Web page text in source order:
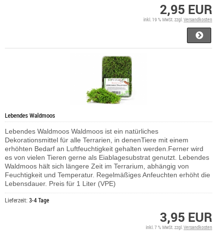
2,95 EUR
inkl. 19 % MwSt. zzgl.Versandkosten
Lebendes Waldmoos
Lebendes Waldmoos Waldmoos ist ein natürliches
Dekorationsmittel für alle Terrarien, in denenTiere mit einem
erhöhten Bedarf an Luftfeuchtigkeit gehalten werden.Ferner wird
es von vielen Tieren gerne als Eiablagesubstrat genutzt. Lebendes
Waldmoos hält sich längere Zeit im Terrarium, abhängig von
Feuchtigkeit und Temperatur. Regelmäßiges Anfeuchten erhöht die
Lebensdauer. Preis für 1 Liter (VPE)
Lieferzeit: 3-4 Tage
3,95 EUR
inkl. 7 % MwSt. zzgl.Versandkosten